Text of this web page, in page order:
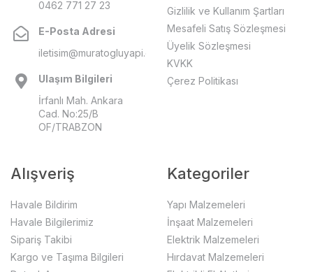
0462 771 27 23
E-Posta Adresi
iletisim@muratogluyapi.com
Ulaşım Bilgileri
İrfanlı Mah. Ankara
Cad. No:25/B
OF/TRABZON
Gizlilik ve Kullanım Şartları
Mesafeli Satış Sözleşmesi
Üyelik Sözleşmesi
KVKK
Çerez Politikası
Alışveriş
Havale Bildirim
Havale Bilgilerimiz
Sipariş Takibi
Kargo ve Taşıma Bilgileri
Kategoriler
Yapı Malzemeleri
İnşaat Malzemeleri
Elektrik Malzemeleri
Hırdavat Malzemeleri